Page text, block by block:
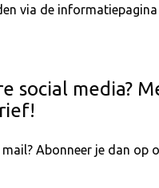
via de
social media?
Abonneer je dan op